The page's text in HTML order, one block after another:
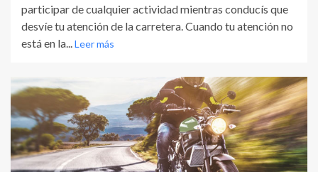
participar de cualquier actividad mientras conducís que
desvíe tu atención de la carretera. Cuando tu atención no
está en la...Leer más